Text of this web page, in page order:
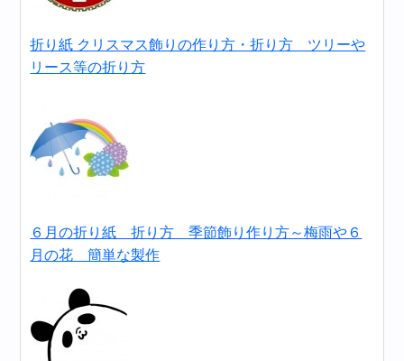
折り紙 クリスマス飾りの作り方・折り方 ツリーや
リース等の折り方
６月の折り紙 折り方 季節飾り作り方～梅雨や６
月の花 簡単な製作